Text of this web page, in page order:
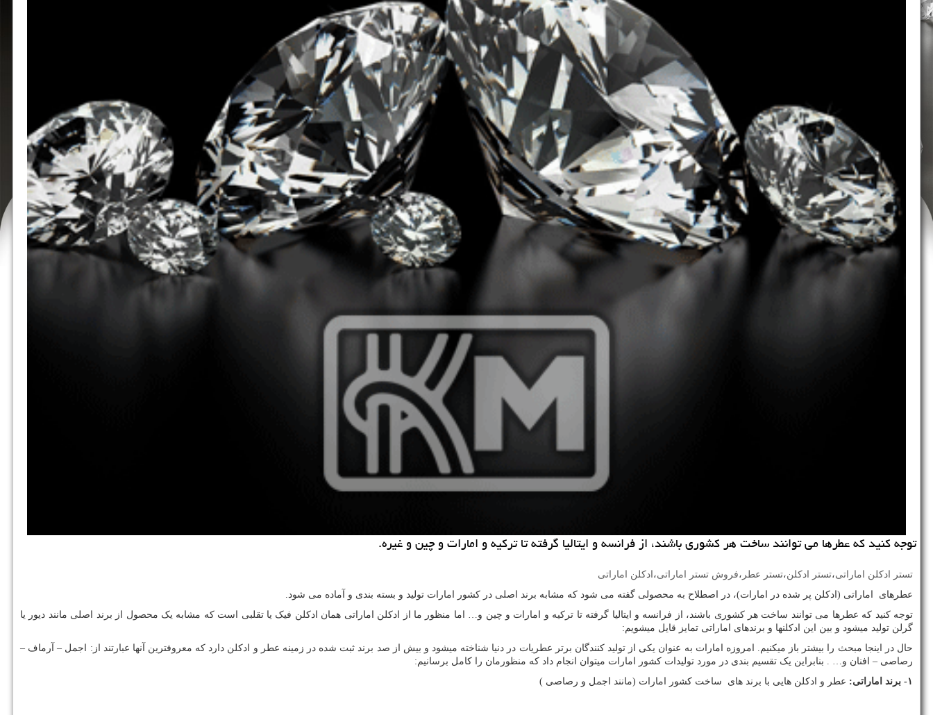
توجه كنید كه عطرها می توانند ساخت هر كشوری باشند، از فرانسه و ایتالیا گرفته تا تركیه و امارات و چین و غیره.
تستر ادکلن اماراتی،تستر ادکلن،تستر عطر ،فروش تستر اماراتی،ادکلن اماراتی
عطرهای اماراتی (ادکلن پر شده در امارات)، در اصطلاح به محصولی گفته می شود که مشابه برند اصلی در کشور امارات تولید و بسته بندی و آماده می شود.
توجه کنید که عطرها می توانند ساخت هر کشوری باشند، از فرانسه و ایتالیا گرفته تا ترکیه و امارات و چین و… اما منظور ما از ادکلن اماراتی همان ادکلن فیک یا تقلبی است که مشابه یک محصول از برند اصلی مانند دیور یا
گرلن تولید میشود و بین این ادکلنها و برندهای اماراتی تمایز قایل میشویم:
حال در اینجا مبحث را بیشتر باز میکنیم. امروزه امارات به عنوان یکی از تولید کنندگان برتر عطریات در دنیا شناخته میشود و بیش از صد برند ثبت شده در زمینه عطر و ادکلن دارد که معروفترین آنها عبارتند از: اجمل – آرماف –
رصاصی – افنان و… . بنابراین یک تقسیم بندی در مورد تولیدات کشور امارات میتوان انجام داد که منظورمان را کامل برسانیم:
۱- برند اماراتی:
عطر و ادکلن هایی با برند های ساخت کشور امارات (مانند اجمل و رصاصی )